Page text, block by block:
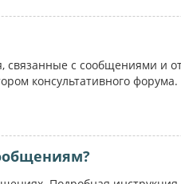
с сообщениями и
консультативного форума.